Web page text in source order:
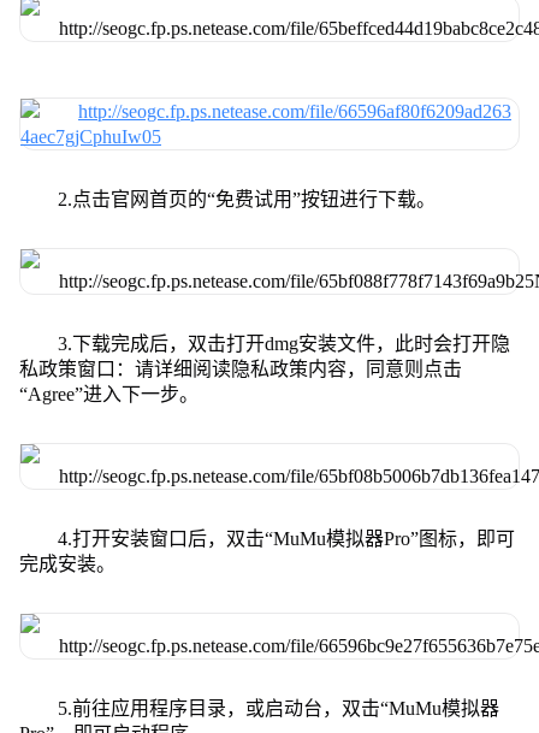
2.点击官网首页的“免费试用”按钮进行下载。
3.下载完成后，双击打开dmg安装文件，此时会打开隐
私政策窗口：请详细阅读隐私政策内容，同意则点击
“Agree”进入下一步。
4.打开安装窗口后，双击“MuMu模拟器Pro”图标，即可
完成安装。
5.前往应用程序目录，或启动台，双击“MuMu模拟器